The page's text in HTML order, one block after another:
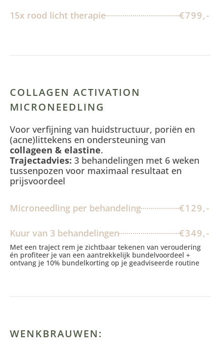
15x rood licht therapie €799,-
COLLAGEN ACTIVATION
MICRONEEDLING
Voor verfijning van huidstructuur, poriën en
(acne)littekens en ondersteuning van
collageen & elastine.
Trajectadvies: 3 behandelingen met 6 weken
tussenpozen voor maximaal resultaat en
prijsvoordeel
Microneedling per behandeling €129,-
Kuur van 3 behandelingen €349,-
Met een traject rem je zichtbaar tekenen van veroudering
én profiteer je van een aantrekkelijk bundelvoordeel +
ontvang je 10% bundelkorting op je geadviseerde routine​
WENKBRAUWEN: